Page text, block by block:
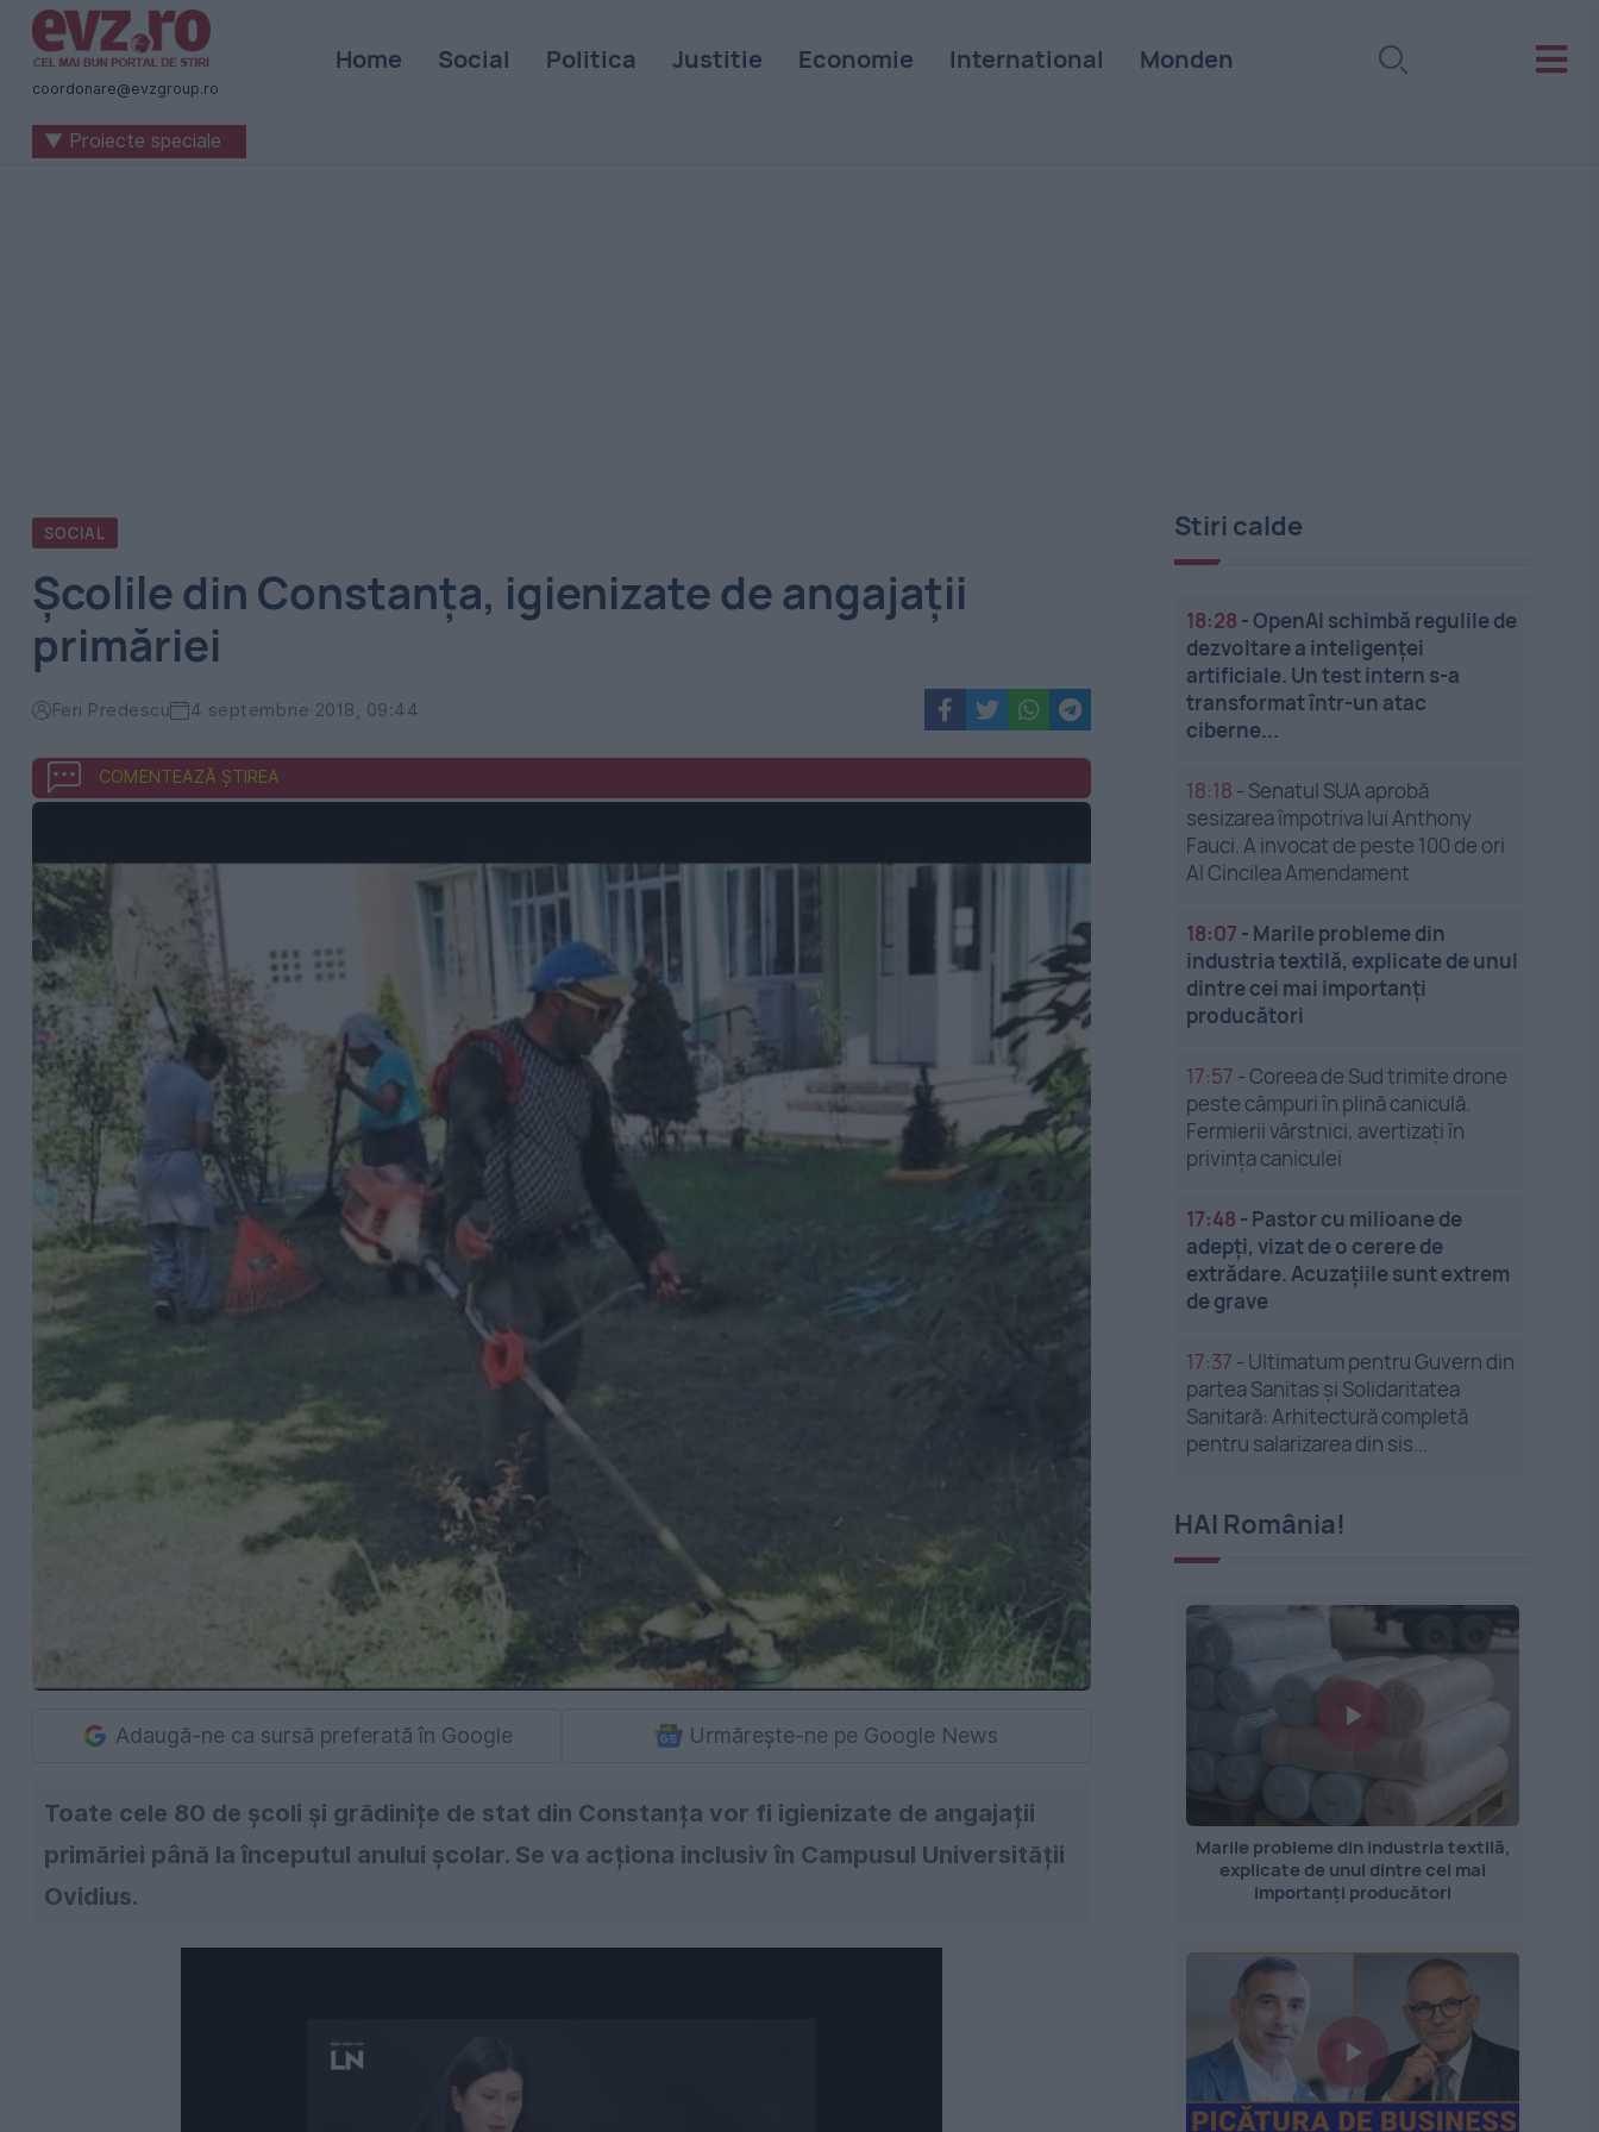
Știri
naționale
internaționale
coordonare@evzgroup.ro
Home Social Politica Justitie Economie International Monden
▼ Proiecte speciale
SOCIAL
Școlile din Constanța, igienizate de angajații
primăriei
Feri Predescu 4 septembrie 2018, 09:44
COMENTEAZĂ ȘTIREA
Adaugă-ne ca sursă preferată în Google Urmărește-ne pe Google News
Toate cele 80 de școli și grădinițe de stat din Constanța vor fi igienizate de angajații
primăriei până la începutul anului școlar. Se va acționa inclusiv în Campusul Universității
Ovidius.
Stiri calde
18:28 -OpenAI schimbă regulile de
dezvoltare a inteligenței
artificiale. Un test intern s-a
transformat într-un atac
ciberne...
18:18 - Senatul SUA aprobă
sesizarea împotriva lui Anthony
Fauci. A invocat de peste 100 de ori
Al Cincilea Amendament
18:07 - Marile probleme din
industria textilă, explicate de unul
dintre cei mai importanți
producători
17:57 -Coreea de Sud trimite drone
peste câmpuri în plină caniculă.
Fermierii vârstnici, avertizați în
privința caniculei
17:48 - Pastor cu milioane de
adepți, vizat de o cerere de
extrădare. Acuzațiile sunt extrem
de grave
17:37 - Ultimatum pentru Guvern din
partea Sanitas și Solidaritatea
Sanitară: Arhitectură completă
pentru salarizarea din sis...
HAI România!
Marile probleme din industria textilă,
explicate de unul dintre cei mai
importanți producători